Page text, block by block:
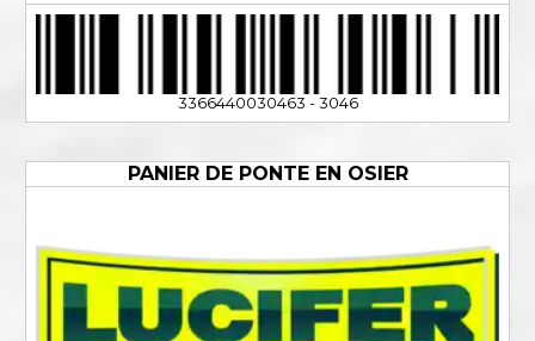
3366440030463 - 3046
PANIER DE PONTE EN OSIER